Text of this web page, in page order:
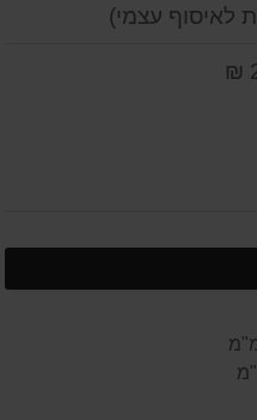
לאיסוף עצמי)